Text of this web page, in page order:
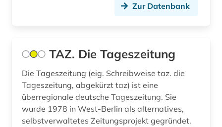
juden (2)
judentum (4)
jüdische presse (1)
kalifornien (1)
Zur Datenbank
TAZ. Die Tageszeitung
Die Tageszeitung (eig. Schreibweise taz. die
Tageszeitung, abgekürzt taz) ist eine
überregionale deutsche Tageszeitung. Sie
wurde 1978 in West-Berlin als alternatives,
selbstverwaltetes Zeitungsprojekt gegründet.